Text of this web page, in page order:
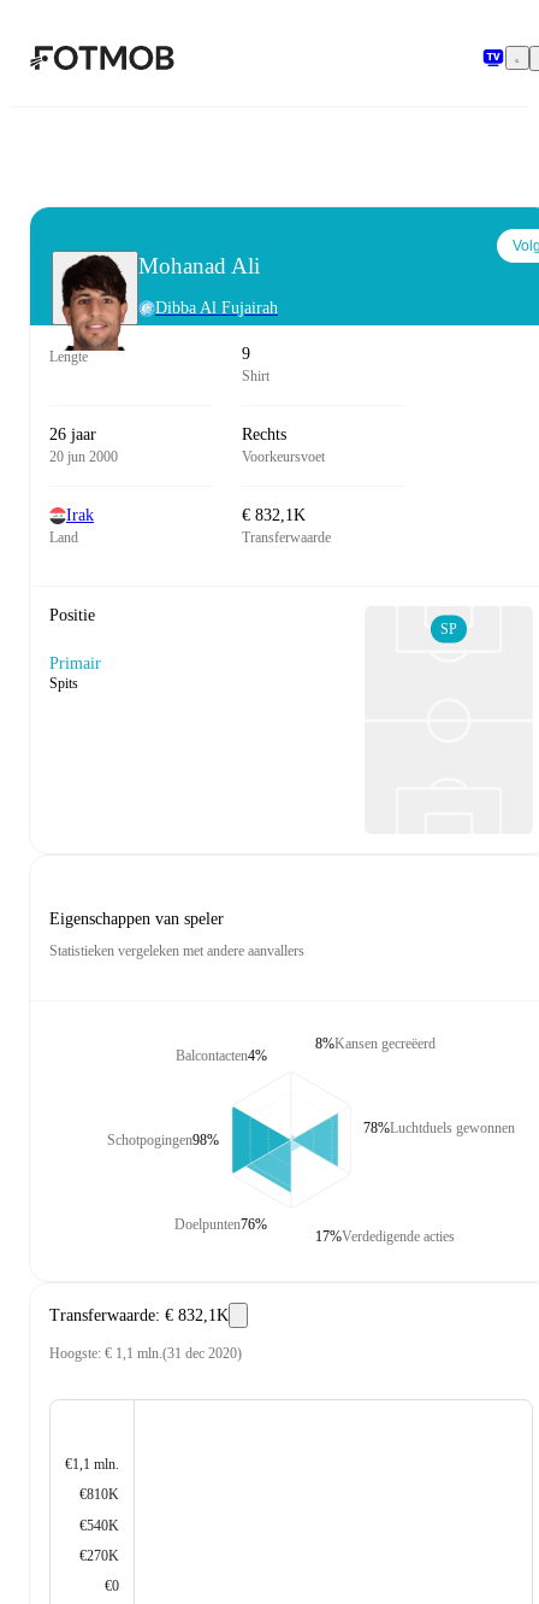
Mohanad Ali
Dibba Al Fujairah
Lengte 9
Shirt
26 jaar
20 jun 2000
Rechts
Voorkeursvoet
Irak
Land
€ 832,1K
Transferwaarde
Positie
Primair
Spits
SP
Eigenschappen van speler
Statistieken vergeleken met andere aanvallers
Balcontacten4%
Schotpogingen98%
Doelpunten76%
Kansen gecreëerd
8%
Luchtduels gewonnen
78%
Verdedigende acties
17%
Transferwaarde: € 832,1K
Hoogste: € 1,1 mln.(31 dec 2020)
€1,1 mln.
€810K
€540K
€270K
€0